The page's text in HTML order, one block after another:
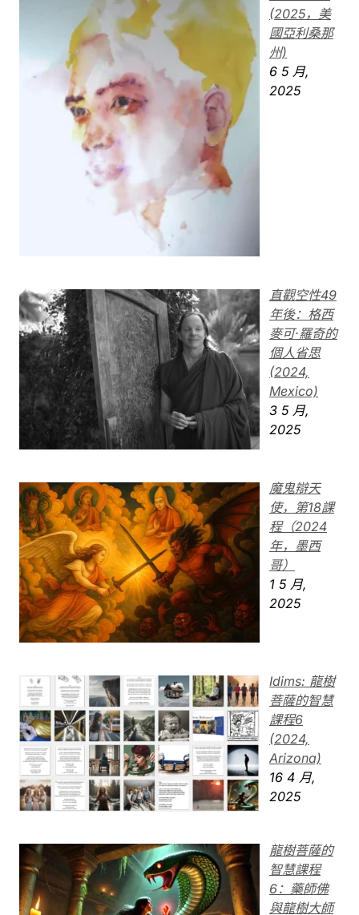
(2025，美
國亞利桑那
州)
6 5 月,
2025
直觀空性49
年後：格西
麥可·羅奇的
個人省思
(2024,
Mexico)
3 5 月,
2025
魔鬼辯天
使，第18課
程（2024
年，墨西
哥）
1 5 月,
2025
Idims: 龍樹
菩薩的智慧
課程6
(2024,
Arizona)
16 4 月,
2025
龍樹菩薩的
智慧課程
6：藥師佛
與龍樹大師